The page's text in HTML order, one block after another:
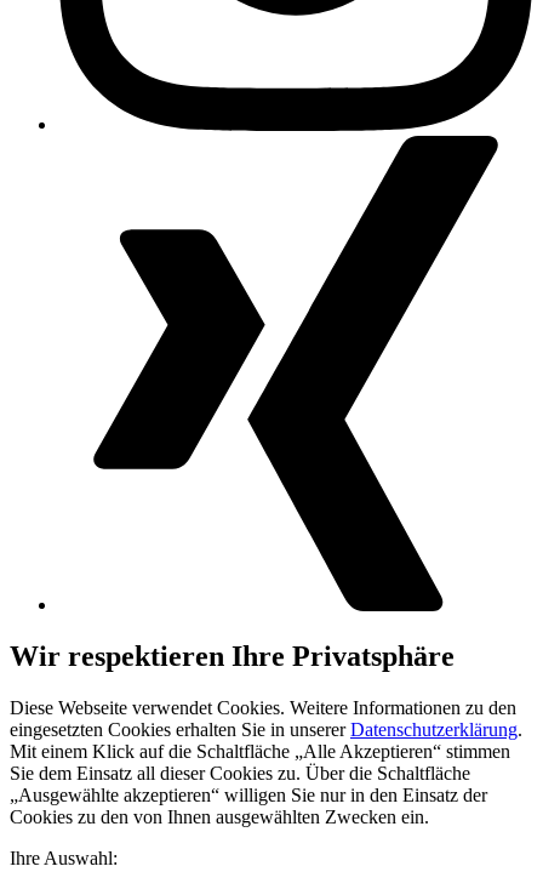
Wir respektieren Ihre Privatsphäre
Diese Webseite verwendet Cookies. Weitere Informationen zu den
eingesetzten Cookies erhalten Sie in unsererDatenschutzerklärung.
Mit einem Klick auf die Schaltfläche „Alle Akzeptieren“ stimmen
Sie dem Einsatz all dieser Cookies zu. Über die Schaltfläche
„Ausgewählte akzeptieren“ willigen Sie nur in den Einsatz der
Cookies zu den von Ihnen ausgewählten Zwecken ein.
Ihre Auswahl: